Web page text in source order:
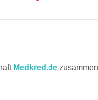
Medkred.de